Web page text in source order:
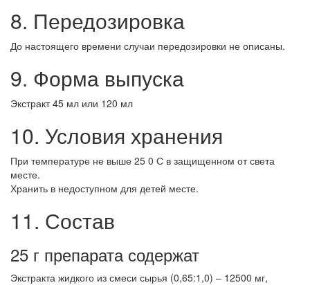
8. Передозировка
До настоящего времени случаи передозировки не описаны.
9. Форма выпуска
Экстракт 45 мл или 120 мл
10. Условия хранения
При температуре не выше 25 0 С в защищенном от света
месте.
Хранить в недоступном для детей месте.
11. Состав
25 г препарата содержат
Экстракта жидкого из смеси сырья (0,65:1,0) – 12500 мг,